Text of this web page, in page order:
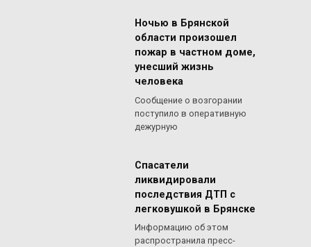
Ночью в Брянской
области произошел
пожар в частном доме,
унесший жизнь
человека
Сообщение о возгорании
поступило в оперативную
дежурную
Спасатели
ликвидировали
последствия ДТП с
легковушкой в Брянске
Информацию об этом
распространила пресс-